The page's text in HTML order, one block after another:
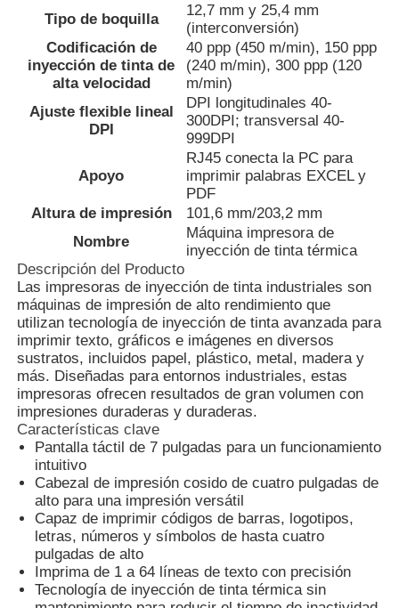
Inicio
Sobre nosotros
Visita a la fábrica
Control de Calidad
Contacto
noticias
Solicitar una cotización
Máquina de marcado por láser de fibra
máquina de la marca del laser del PDA
Tipo de boquilla
12,7 mm y 25,4 mm
(interconversión)
Codificación de
inyección de tinta de
alta velocidad
40 ppp (450 m/min), 150 ppp
(240 m/min), 300 ppp (120
m/min)
Ajuste flexible lineal
DPI
DPI longitudinales 40-
300DPI; transversal 40-
999DPI
Apoyo
RJ45 conecta la PC para
imprimir palabras EXCEL y
PDF
Altura de impresión
101,6 mm/203,2 mm
Nombre
Máquina impresora de
inyección de tinta térmica
Descripción del Producto
Las impresoras de inyección de tinta industriales son
máquinas de impresión de alto rendimiento que
utilizan tecnología de inyección de tinta avanzada para
imprimir texto, gráficos e imágenes en diversos
sustratos, incluidos papel, plástico, metal, madera y
más. Diseñadas para entornos industriales, estas
impresoras ofrecen resultados de gran volumen con
impresiones duraderas y duraderas.
Características clave
Pantalla táctil de 7 pulgadas para un funcionamiento
intuitivo
Cabezal de impresión cosido de cuatro pulgadas de
alto para una impresión versátil
Capaz de imprimir códigos de barras, logotipos,
letras, números y símbolos de hasta cuatro
pulgadas de alto
Imprima de 1 a 64 líneas de texto con precisión
Tecnología de inyección de tinta térmica sin